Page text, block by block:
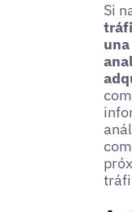
Si